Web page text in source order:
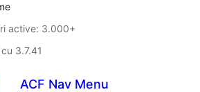
active: 3.000+
3.7.41
ACF Nav Menu